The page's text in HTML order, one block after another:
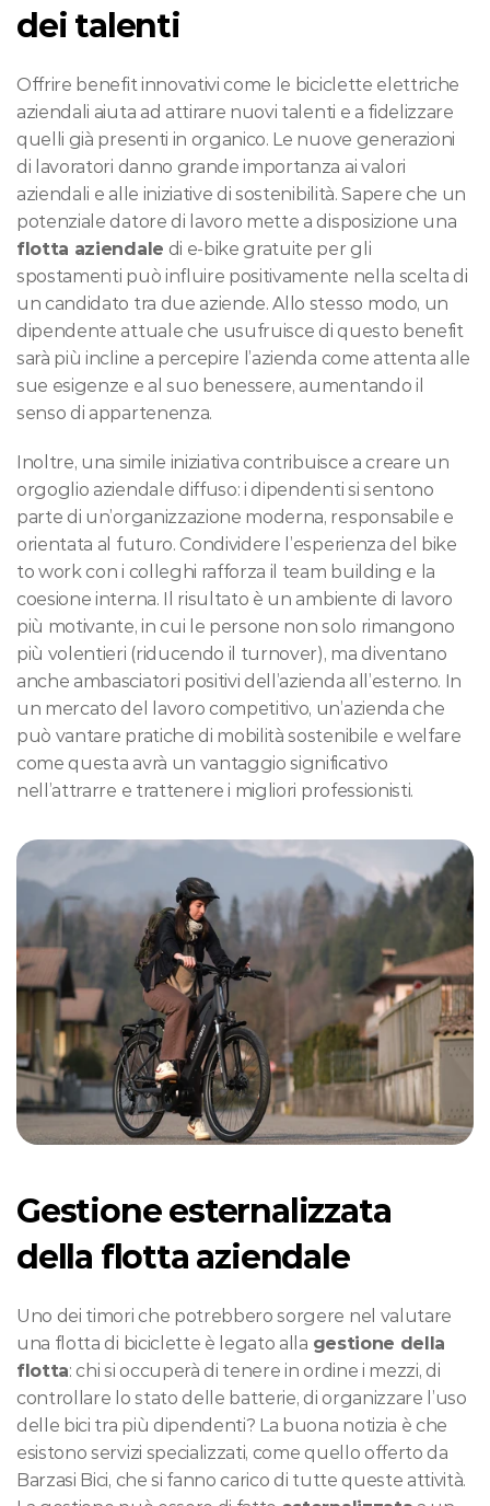
dei talenti
Offrire benefit innovativi come le biciclette elettriche
aziendali aiuta ad attirare nuovi talenti e a fidelizzare
quelli già presenti in organico. Le nuove generazioni
di lavoratori danno grande importanza ai valori
aziendali e alle iniziative di sostenibilità. Sapere che un
flotta aziendale di e-bike gratuite per gli
spostamenti può influire positivamente nella scelta di
un candidato tra due aziende. Allo stesso modo, un
dipendente attuale che usufruisce di questo benefit
sarà più incline a percepire l’azienda come attenta alle
sue esigenze e al suo benessere, aumentando il
senso di appartenenza.
Inoltre, una simile iniziativa contribuisce a creare un
orgoglio aziendale diffuso: i dipendenti si sentono
parte di un’organizzazione moderna, responsabile e
orientata al futuro. Condividere l’esperienza del bike
to work con i colleghi rafforza il team building e la
coesione interna. Il risultato è un ambiente di lavoro
più motivante, in cui le persone non solo rimangono
più volentieri (riducendo il turnover), ma diventano
anche ambasciatori positivi dell’azienda all’esterno. In
un mercato del lavoro competitivo, un’azienda che
può vantare pratiche di mobilità sostenibile e welfare
come questa avrà un vantaggio significativo
nell’attrarre e trattenere i migliori professionisti.
Gestione esternalizzata
della flotta aziendale
Uno dei timori che potrebbero sorgere nel valutare
una flotta di biciclette è legato alla gestione della
flotta: chi si occuperà di tenere in ordine i mezzi, di
controllare lo stato delle batterie, di organizzare l’uso
delle bici tra più dipendenti? La buona notizia è che
esistono servizi specializzati, come quello offerto da
Barzasi Bici, che si fanno carico di tutte queste attività.